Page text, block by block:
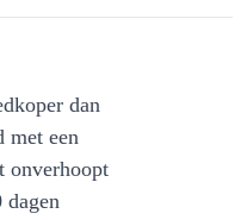
dan
met een
onverhoopt
dagen